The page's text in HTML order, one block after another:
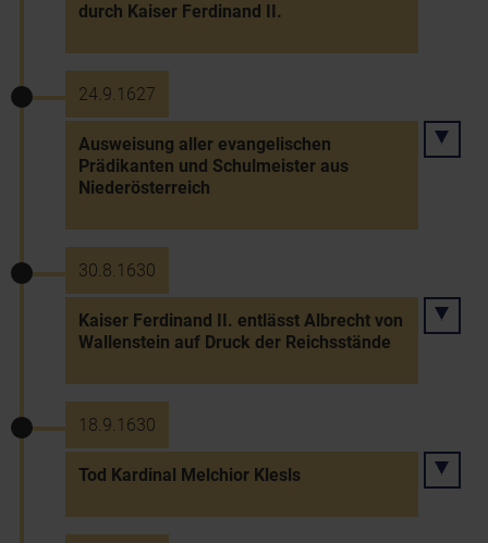
durch Kaiser Ferdinand II.
24.9.1627
Ausweisung aller evangelischen
Prädikanten und Schulmeister aus
Niederösterreich
30.8.1630
Kaiser Ferdinand II. entlässt Albrecht von
Wallenstein auf Druck der Reichsstände
18.9.1630
Tod Kardinal Melchior Klesls